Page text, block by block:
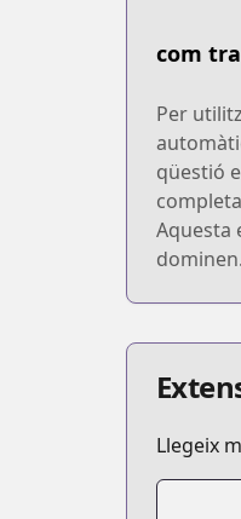
com
Per
qüestió
Aquesta
dominen.
Llegeix